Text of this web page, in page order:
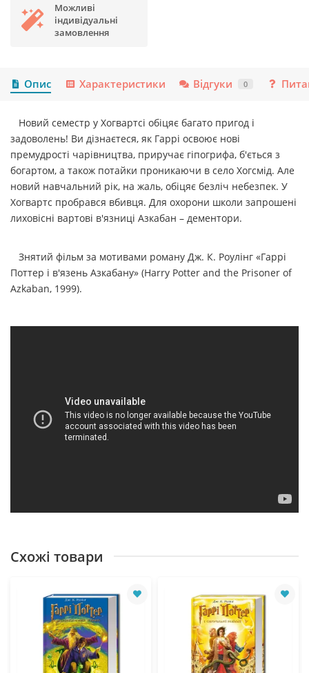
Можливі
індивідуальні
замовлення
Опис Характеристики Відгуки 0
Новий семестр у Хогвартсі обіцяє багато пригод і
задоволень! Ви дізнаєтеся, як Гаррі освоює нові
премудрості чарівництва, приручає гіпогрифа, б'ється з
богартом, а також потайки проникаючи в село Хогсмід. Але
новий навчальний рік, на жаль, обіцяє безліч небезпек. У
Хогвартс пробрався вбивця. Для охорони школи запрошені
лиховісні вартові в'язниці Азкабан – дементори.
Знятий фільм за мотивами роману Дж. К. Роулінг «Гаррі
Поттер і в'язень Азкабану» (Harry Potter and the Prisoner of
Azkaban, 1999).
Схожі товари